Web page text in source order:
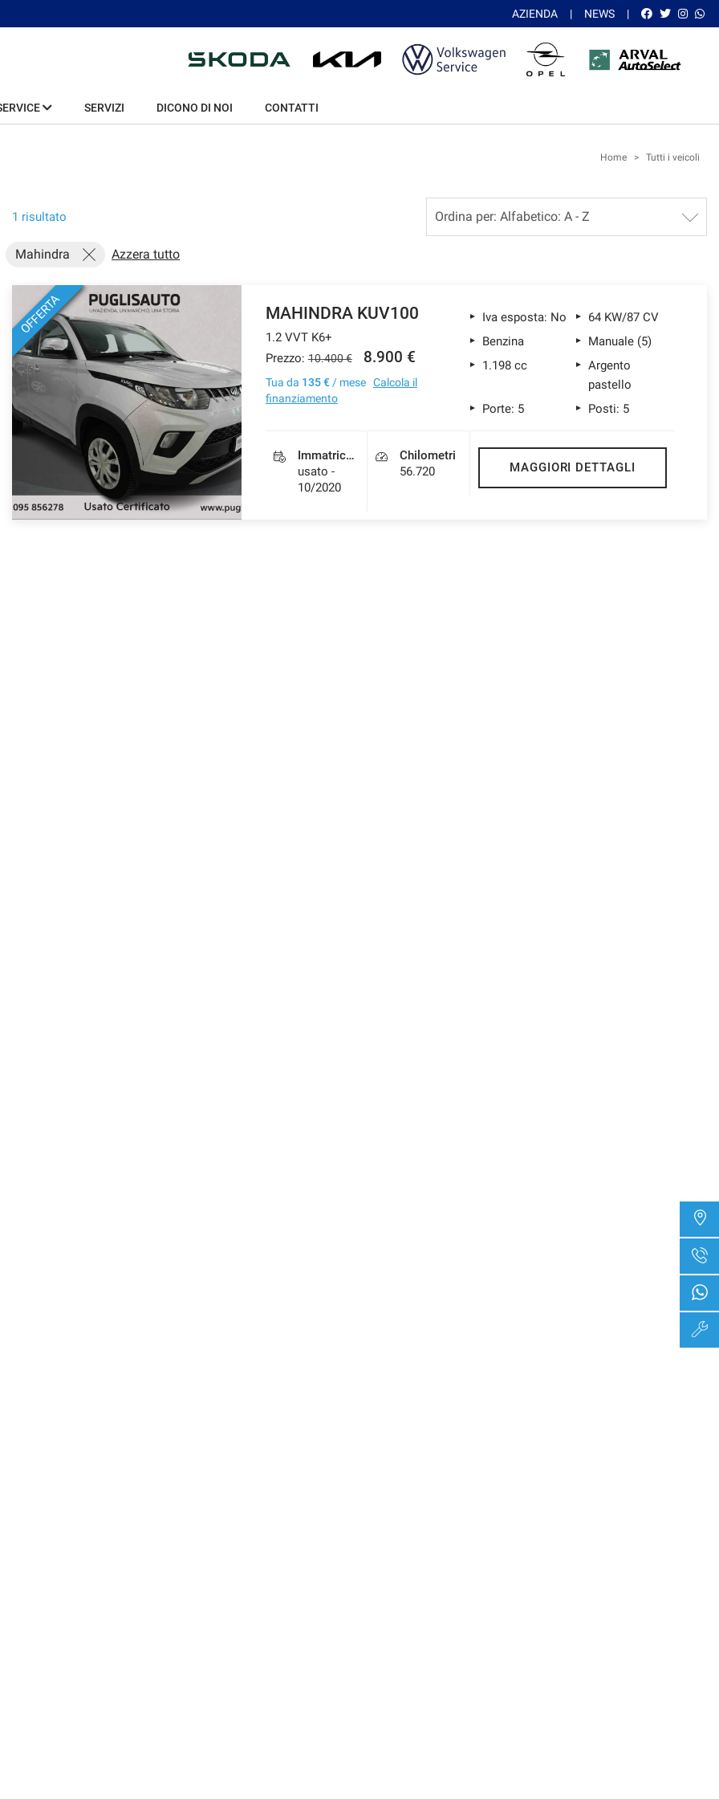
AZIENDA NEWS
SERVIZI DICONO DI NOI CONTATTI
Home > Tutti i veicoli
1 risultato
Mahindra Azzera tutto
OFFERTA MAHINDRA KUV100
1.2 VVT K6+
Prezzo: 10.400 € 8.900 €
Tua da 135 €/ mese Calcola il
finanziamento
Iva esposta: No
64 KW/87 CV
Benzina
Manuale (5)
1.198 cc
Argento
pastello
Porte: 5
Posti: 5
Immatricolazione
usato -
10/2020
Chilometri
56.720
MAGGIORI DETTAGLI